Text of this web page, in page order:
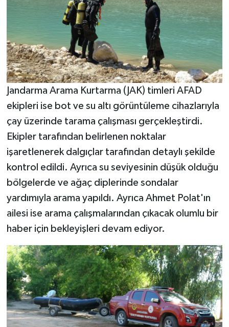
Jandarma Arama Kurtarma (JAK) timleri AFAD
ekipleri ise bot ve su altı görüntüleme cihazlarıyla
çay üzerinde tarama çalışması gerçekleştirdi.
Ekipler tarafından belirlenen noktalar
işaretlenerek dalgıçlar tarafından detaylı şekilde
kontrol edildi. Ayrıca su seviyesinin düşük olduğu
bölgelerde ve ağaç diplerinde sondalar
yardımıyla arama yapıldı. Ayrıca Ahmet Polat'ın
ailesi ise arama çalışmalarından çıkacak olumlu bir
haber için bekleyişleri devam ediyor.